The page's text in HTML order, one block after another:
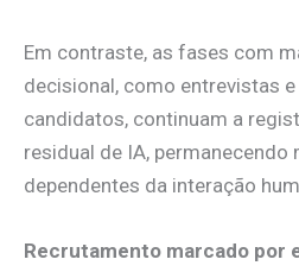
Em contraste, as fases com
decisional, como entrevistas
candidatos, continuam a
residual de IA,
dependentes da interação
Recrutamento marcado por